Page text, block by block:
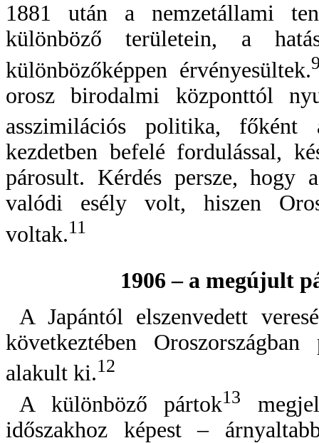
1881 után a nemzetállami
különböző területein, a
különbözőképpen érvényesültek.
orosz birodalmi központtól
asszimilációs politika, főként
kezdetben befelé fordulással,
párosult. Kérdés persze, hogy
valódi esély volt, hiszen
voltak.11
1906 – a megújult
A Japántól elszenvedett
következtében
alakult ki.12
A különböző pártok13
időszakhoz képest –